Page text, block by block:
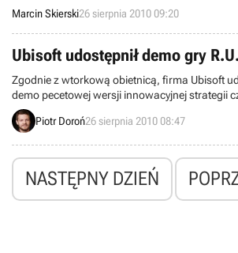
10.8 i wprowadzają kilka poprawek,
niektórych grach. Szczególnie zainteresowani
posiadacze StarCraft II: Wings of Liberty.
Marcin Skierski26 sierpnia 2010 09:20
Ubisoft udostępnił demo gry
Zgodnie z wtorkową obietnicą, firma Ubisoft
demo pecetowej wersji innowacyjnej strategii
tytule R.U.S.E. Pozwala ono wziąć udział w
zaprojektowanej specjalnie na potrzeby
Piotr Doroń26 sierpnia 2010 08:47
NASTĘPNY DZIEŃ